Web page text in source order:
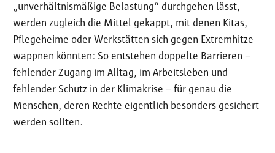
„unverhältnismäßige Belastung“ durchgehen lässt,
werden zugleich die Mittel gekappt, mit denen Kitas,
Pflegeheime oder Werkstätten sich gegen Extremhitze
wappnen könnten: So entstehen doppelte Barrieren –
fehlender Zugang im Alltag, im Arbeitsleben und
fehlender Schutz in der Klimakrise – für genau die
Menschen, deren Rechte eigentlich besonders gesichert
werden sollten.